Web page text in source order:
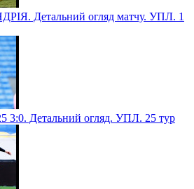
Детальний огляд матчу. УПЛ. 1
Детальний огляд. УПЛ. 25 тур